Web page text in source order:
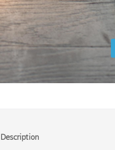
Description